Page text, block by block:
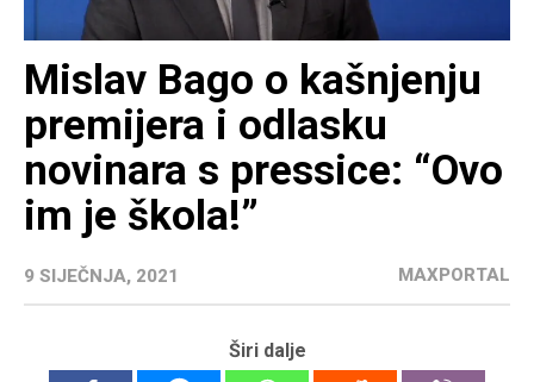
Mislav Bago o kašnjenju
premijera i odlasku
novinara s pressice: “Ovo
im je škola!”
9 SIJEČNJA, 2021 MAXPORTAL
Širi dalje